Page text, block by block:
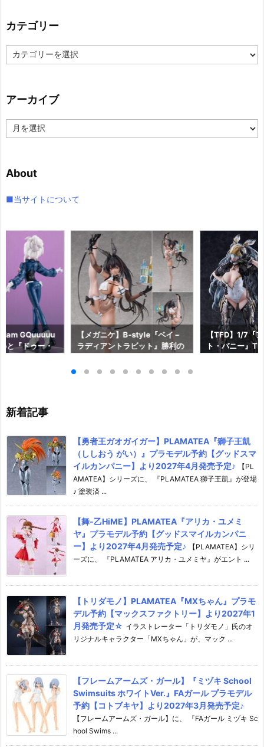
カテゴリー
カ
テ
ー
アーカイブ
ー
ブ
About
■当サイトについて
GQuuuuu
と『ドゥー・
【メガニケ】B-style『ベイ –
ラディアントラビット』勝利の
約【フリーイング】より2026
【TFD】1/7『
ト・バニー』
新着記事
【勇者王ガオガイガー】PLAMATEA『獅子王凱
（ししおう がい）』プラモデル予約【グッドスマ
イルカンパニー】より2027年4月発売予定♪
【PL
AMATEA】シリーズに、 『PLAMATEA 獅子王凱』が登場
♪ 塗装済 ...
【舞-乙HiME】PLAMATEA『アリカ・ユメミ
ヤ』プラモデル予約【グッドスマイルカンパニ
ー】より2027年4月発売予定♪
【PLAMATEA】シリ
ーズに、 『PLAMATEA アリカ・ユメミヤ』がエント ...
【トリダモノ】PLAMATEA『MXちゃん』プラモ
デル予約【マックスファクトリー】より2027年1
月発売予定☆ イラストレーター「トリダモノ」氏のオ
リジナルキャラクター「MXちゃん」が、マック ...
【フレームアームズ・ガール】『ミヅキ School
Swimsuits ホワイトVer.』FAガール プラモデル
予約【コトブキヤ】より2027年3月発売予定♪
【フレームアームズ・ガール】に、 『FAガール ミヅキ Sc
hool Swims ...